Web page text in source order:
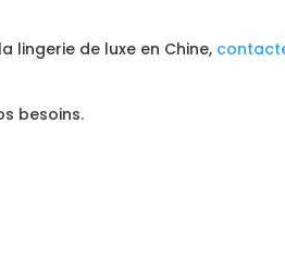
lingerie de luxe en Chine,
besoins.